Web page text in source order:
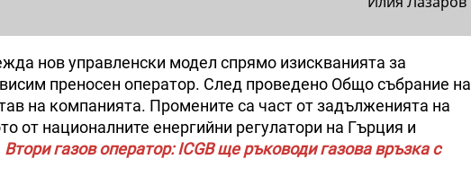
нов управленски модел спрямо изискванията за
преносен оператор. След проведено Общо събрание на
на компанията. Промените са част от задълженията на
от националните енергийни регулатори на Гърция и
Втори газов оператор: ICGB ще ръководи газова връзка с